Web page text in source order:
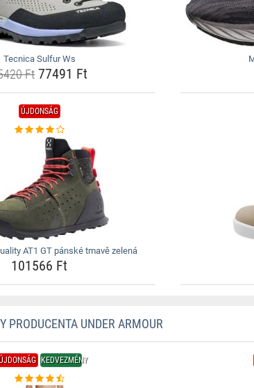
Tecnica Sulfur Ws
Ft77491 Ft
ÚJDONSÁG
AT1 GT pánské tmavě zelená
101566 Ft
PRODUCENTA UNDER ARMOUR
KEDVEZMÉNY